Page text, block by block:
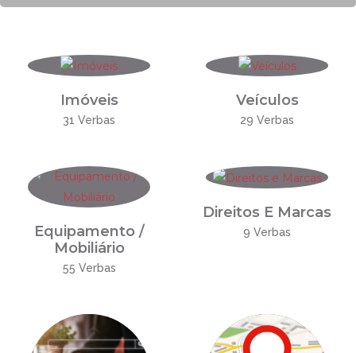
Imóveis
31 Verbas
Veículos
29 Verbas
Equipamento /
Mobiliário
55 Verbas
Direitos E Marcas
9 Verbas